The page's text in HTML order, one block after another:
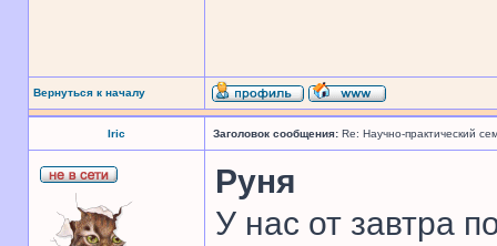
Вернуться к началу
Iric Заголовок сообщения: Re: Научно-практический
Руня
У нас от завтра